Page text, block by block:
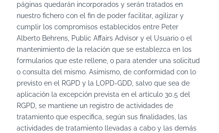
páginas quedarán incorporados y serán tratados en
nuestro fichero con el fin de poder facilitar, agilizar y
cumplir los compromisos establecidos entre Peter
Alberto Behrens, Public Affairs Advisor y el Usuario o el
mantenimiento de la relación que se establezca en los
formularios que este rellene, o para atender una solicitud
o consulta del mismo. Asimismo, de conformidad con lo
previsto en el RGPD y la LOPD-GDD, salvo que sea de
aplicación la excepción prevista en el artículo 30.5 del
RGPD, se mantiene un registro de actividades de
tratamiento que especifica, según sus finalidades, las
actividades de tratamiento llevadas a cabo y las demás